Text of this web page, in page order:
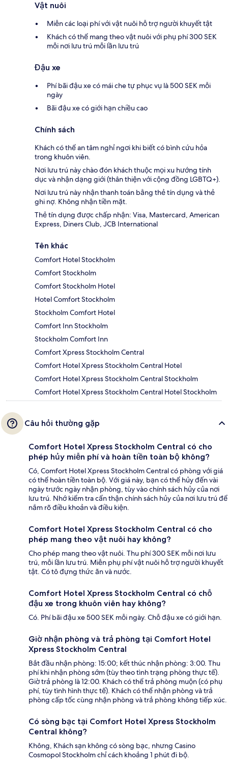
Vật nuôi
Miễn các loại phí với vật nuôi hỗ trợ người khuyết tật
Khách có thể mang theo vật nuôi với phụ phí 300 SEK
mỗi nơi lưu trú mỗi lần lưu trú
Đậu xe
Phí bãi đậu xe có mái che tự phục vụ là 500 SEK mỗi
ngày
Bãi đậu xe có giới hạn chiều cao
Chính sách
Khách có thể an tâm nghỉ ngơi khi biết có bình cứu hỏa
trong khuôn viên.
Nơi lưu trú này chào đón khách thuộc mọi xu hướng tính
dục và nhận dạng giới (thân thiện với cộng đồng LGBTQ+).
Nơi lưu trú này nhận thanh toán bằng thẻ tín dụng và thẻ
ghi nợ. Không nhận tiền mặt.
Thẻ tín dụng được chấp nhận: Visa, Mastercard, American
Express, Diners Club, JCB International
Tên khác
Comfort Hotel Stockholm
Comfort Stockholm
Comfort Stockholm Hotel
Hotel Comfort Stockholm
Stockholm Comfort Hotel
Comfort Inn Stockholm
Stockholm Comfort Inn
Comfort Xpress Stockholm Central
Comfort Hotel Xpress Stockholm Central Hotel
Comfort Hotel Xpress Stockholm Central Stockholm
Comfort Hotel Xpress Stockholm Central Hotel Stockholm
Câu hỏi thường gặp
Comfort Hotel Xpress Stockholm Central có cho
phép hủy miễn phí và hoàn tiền toàn bộ không?
Có, Comfort Hotel Xpress Stockholm Central có phòng với giá
có thể hoàn tiền toàn bộ. Với giá này, bạn có thể hủy đến vài
ngày trước ngày nhận phòng, tùy vào chính sách hủy của nơi
lưu trú. Nhớ kiểm tra cẩn thận chính sách hủy của nơi lưu trú để
nắm rõ điều khoản và điều kiện.
Comfort Hotel Xpress Stockholm Central có cho
phép mang theo vật nuôi hay không?
Cho phép mang theo vật nuôi. Thu phí 300 SEK mỗi nơi lưu
trú, mỗi lần lưu trú. Miễn phụ phí vật nuôi hỗ trợ người khuyết
tật. Có tô đựng thức ăn và nước.
Comfort Hotel Xpress Stockholm Central có chỗ
đậu xe trong khuôn viên hay không?
Có. Phí bãi đậu xe 500 SEK mỗi ngày. Chỗ đậu xe có giới hạn.
Giờ nhận phòng và trả phòng tại Comfort Hotel
Xpress Stockholm Central
Bắt đầu nhận phòng: 15:00; kết thúc nhận phòng: 3:00. Thu
phí khi nhận phòng sớm (tùy theo tình trạng phòng thực tế).
Giờ trả phòng là 12:00. Khách có thể trả phòng muộn (có phụ
phí, tùy tình hình thực tế). Khách có thể nhận phòng và trả
phòng cấp tốc cùng nhận phòng và trả phòng không tiếp xúc.
Có sòng bạc tại Comfort Hotel Xpress Stockholm
Central không?
Không, Khách sạn không có sòng bạc, nhưng Casino
Cosmopol Stockholm chỉ cách khoảng 1 phút đi bộ.